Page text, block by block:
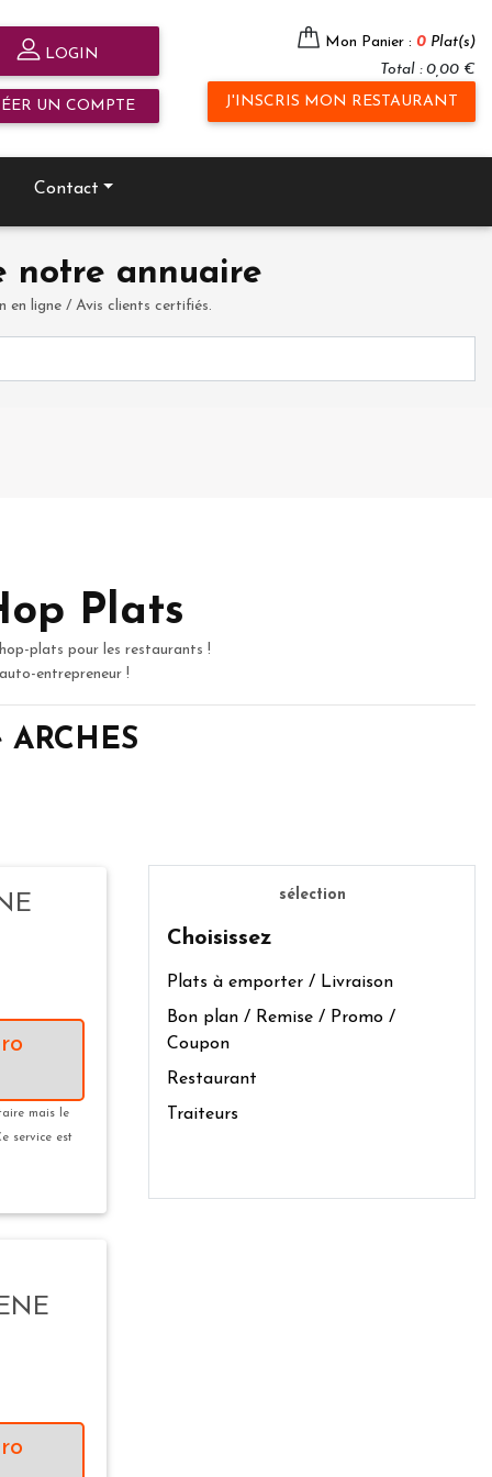
LOGIN
UN COMPTE
Mon Panier : 0 Plat(s)
Total : 0,00 €
J'INSCRIS MON RESTAURANT
Contact
notre annuaire
en ligne / Avis clients certifiés.
Plats
plats pour les restaurants !
entrepreneur !
mais le
service est
sélection
Choisissez
Plats à emporter / Livraison
Bon plan / Remise / Promo /
Coupon
Restaurant
Traiteurs